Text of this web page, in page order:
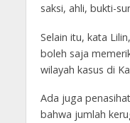
saksi, ahli, bukti-
Selain itu, kata
boleh saja
wilayah kasus di
Ada juga
bahwa jumlah